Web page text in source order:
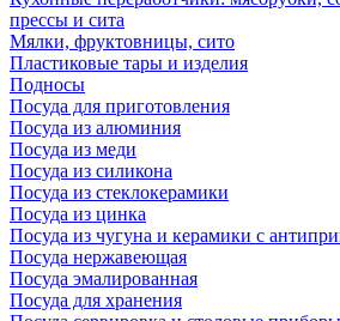
прессы и сита
Мялки, фруктовницы, сито
Пластиковые тары и изделия
Подносы
Посуда для приготовления
Посуда из алюминия
Посуда из меди
Посуда из силикона
Посуда из стеклокерамики
Посуда из цинка
Посуда из чугуна и керамики с
Посуда нержавеющая
Посуда эмалированная
Посуда для хранения